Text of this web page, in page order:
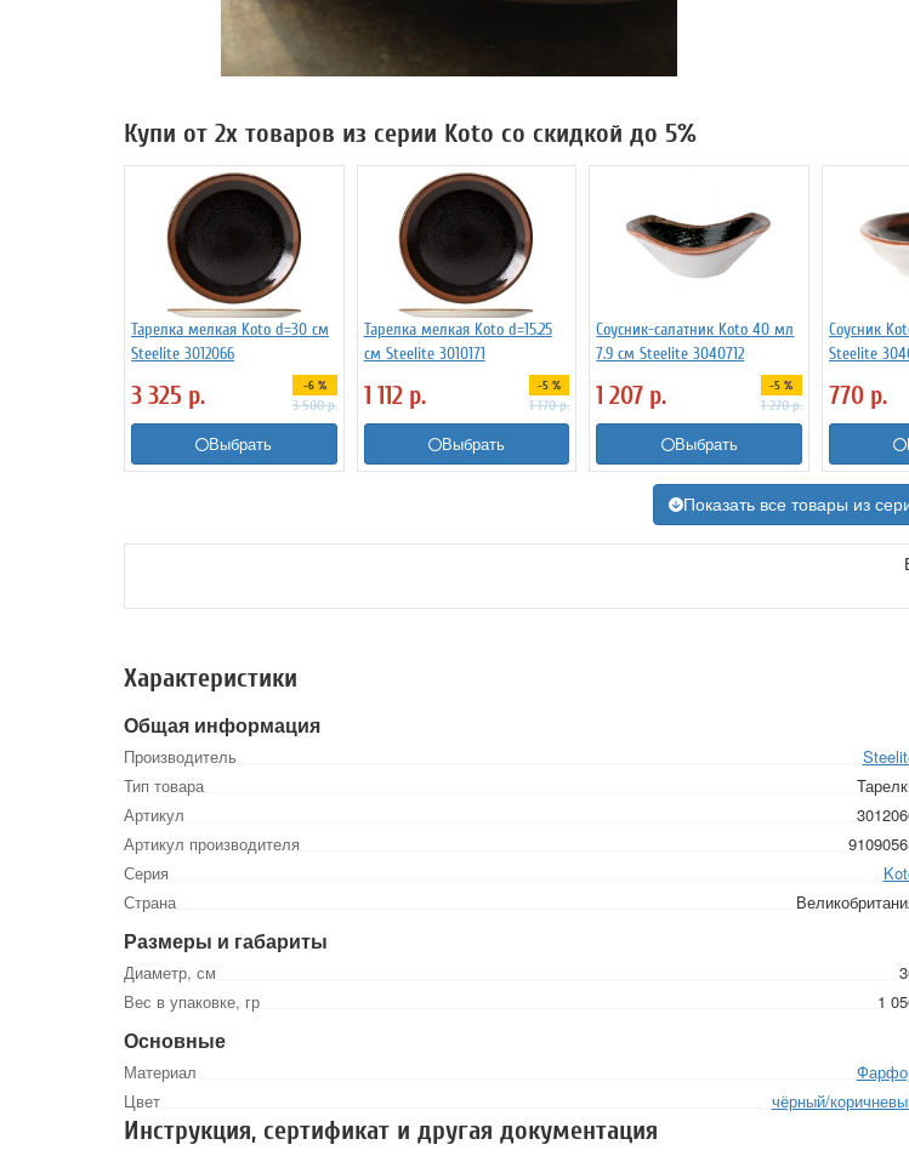
Купи от 2х товаров из серии Koto со скидкой до 5%
Тарелка мелкая Koto d=30 см
Steelite 3012066
3 325 р. -6 %
3 500р.
Выбрать
Тарелка мелкая Koto d=15.25
см Steelite 3010171
1 112 р. -5 %
1 170р.
Выбрать
Соусник-салатник Koto 40 мл
7.9 см Steelite 3040712
1 207 р. -5 %
1 270р.
Выбрать
Соусник
Steelite
770 р.
Показать все товары из
Характеристики
Общая информация
Производитель
Тип товара
Артикул
Артикул производителя
Серия
Страна
Размеры и габариты
Диаметр, см
Вес в упаковке, гр
1
Основные
Материал
Цвет
чёрный/
Инструкция, сертификат и другая документация